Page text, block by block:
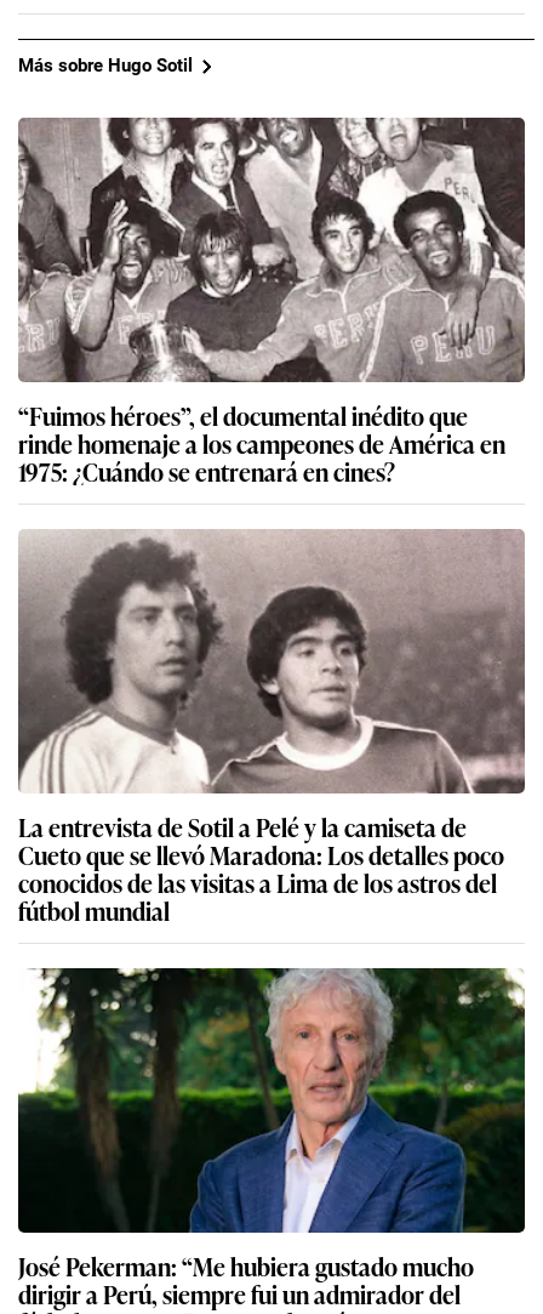
Más sobre Hugo Sotil
“Fuimos héroes”, el documental inédito que
rinde homenaje a los campeones de América en
1975: ¿Cuándo se entrenará en cines?
La entrevista de Sotil a Pelé y la camiseta de
Cueto que se llevó Maradona: Los detalles poco
conocidos de las visitas a Lima de los astros del
fútbol mundial
José Pekerman: “Me hubiera gustado mucho
dirigir a Perú, siempre fui un admirador del